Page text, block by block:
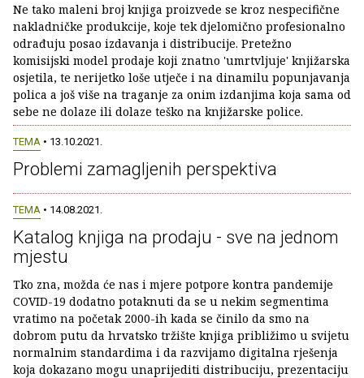
Ne tako maleni broj knjiga proizvede se kroz nespecifične
nakladničke produkcije, koje tek djelomično profesionalno
odrađuju posao izdavanja i distribucije. Pretežno
komisijski model prodaje koji znatno 'umrtvljuje' knjižarska
osjetila, te nerijetko loše utječe i na dinamilu popunjavanja
polica a još više na traganje za onim izdanjima koja sama od
sebe ne dolaze ili dolaze teško na knjižarske police.
TEMA • 13.10.2021.
Problemi zamagljenih perspektiva
TEMA • 14.08.2021.
Katalog knjiga na prodaju - sve na jednom
mjestu
Tko zna, možda će nas i mjere potpore kontra pandemije
COVID-19 dodatno potaknuti da se u nekim segmentima
vratimo na početak 2000-ih kada se činilo da smo na
dobrom putu da hrvatsko tržište knjiga približimo u svijetu
normalnim standardima i da razvijamo digitalna rješenja
koja dokazano mogu unaprijediti distribuciju, prezentaciju